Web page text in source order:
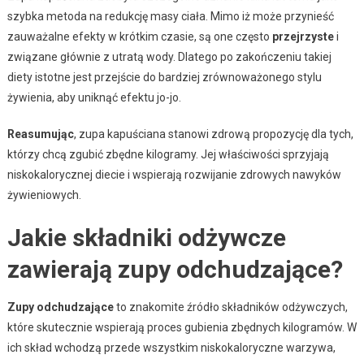
szybka metoda na redukcję masy ciała. Mimo iż może przynieść
zauważalne efekty w krótkim czasie, są one często przejrzystei
związane głównie z utratą wody. Dlatego po zakończeniu takiej
diety istotne jest przejście do bardziej zrównoważonego stylu
żywienia, aby uniknąć efektu jo-jo.
Reasumując, zupa kapuściana stanowi zdrową propozycję dla tych,
którzy chcą zgubić zbędne kilogramy. Jej właściwości sprzyjają
niskokalorycznej diecie i wspierają rozwijanie zdrowych nawyków
żywieniowych.
Jakie składniki odżywcze
zawierają zupy odchudzające?
Zupy odchudzająceto znakomite źródło składników odżywczych,
które skutecznie wspierają proces gubienia zbędnych kilogramów. W
ich skład wchodzą przede wszystkim niskokaloryczne warzywa,